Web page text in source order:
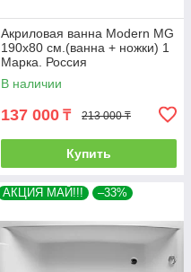
Акриловая ванна Modern MG
190х80 см.(ванна + ножки) 1
Марка. Россия
В наличии
137 000 ₸ 213 000 ₸
Купить
АКЦИЯ МАЙ!!! –33%